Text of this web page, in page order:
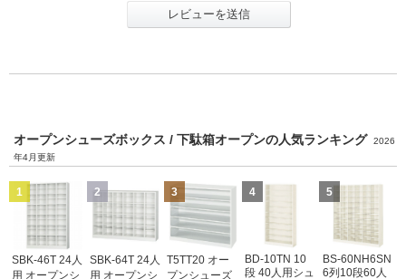
レビューを送信
オープンシューズボックス / 下駄箱オープンの人気ランキング
2026
年4月更新
1
SBK-46T 24人
用 オープンシ
2
SBK-64T 24人
用 オープンシ
3
T5TT20 オー
プンシューズ
4
BD-10TN 10
段 40人用シュ
5
BS-60NH6SN
6列10段60人